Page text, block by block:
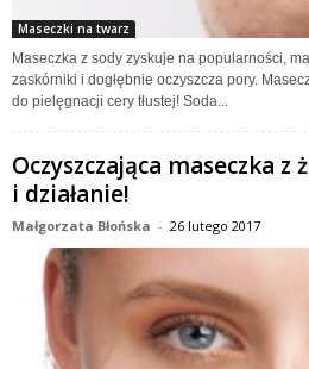
Maseczki na twarz
Maseczka z sody zyskuje na popularności,
zaskórniki i dogłębnie oczyszcza pory.
do pielęgnacji cery tłustej! Soda...
Oczyszczająca maseczka z
i działanie!
Małgorzata Błońska - 26 lutego 2017